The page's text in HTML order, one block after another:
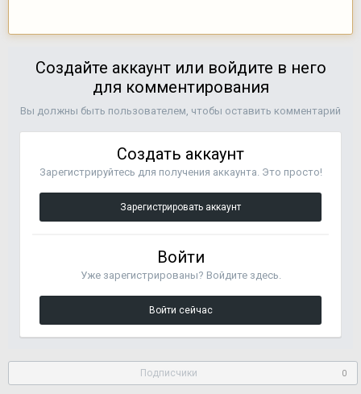
Создайте аккаунт или войдите в него
для комментирования
Вы должны быть пользователем, чтобы оставить комментарий
Создать аккаунт
Зарегистрируйтесь для получения аккаунта. Это просто!
Зарегистрировать аккаунт
Войти
Уже зарегистрированы? Войдите здесь.
Войти сейчас
Подписчики 0